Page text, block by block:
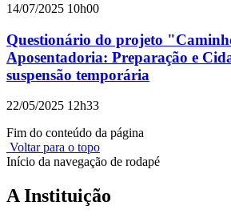
14/07/2025 10h00
Questionário do projeto
Aposentadoria: Preparação e
suspensão temporária
22/05/2025 12h33
Fim do conteúdo da página
Voltar para o topo
Início da navegação de rodapé
A Instituição